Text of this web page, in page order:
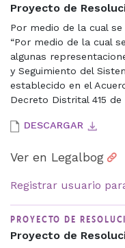
Proyecto de
Por medio de la cual
“Por medio de la cual
algunas
y Seguimiento del
establecido en el
Decreto Distrital 415 de
DESCARGAR
Ver en Legalbog
Registrar usuario
PROYECTO DE
Proyecto de